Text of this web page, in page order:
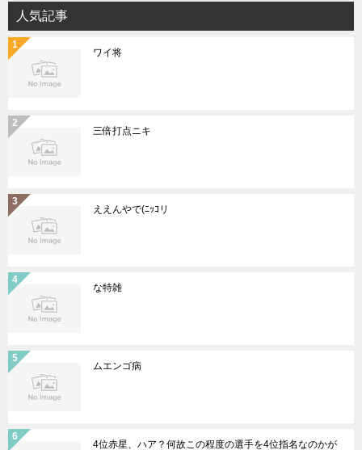
人気記事
ワイ将
三倍打点ニキ
ええんやで(ﾆｯｺリ
な特雑
ムエンゴ病
4位赤星、ハア？何故この程度の選手を4位指名なのかが